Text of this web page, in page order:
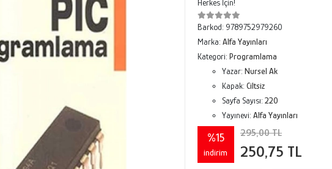
Herkes İçin!
Barkod: 9789752979260
Marka: Alfa Yayınları
Kategori: Programlama
Yazar: Nursel Ak
Kapak: Ciltsiz
Sayfa Sayısı: 220
Yayınevi: Alfa Yayınları
%15
indirim
295,00 TL
250,75 TL